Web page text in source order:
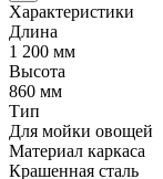
Характеристики
Длина
1 200 мм
Высота
860 мм
Тип
Для мойки овощей
Материал каркаса
Крашенная сталь